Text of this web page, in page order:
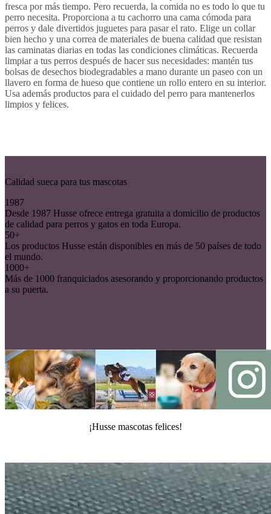
fresca por más tiempo. Pero recuerda, la comida no es todo lo que tu
perro necesita. Proporciona a tu cachorro una cama cómoda para
perros y dale divertidos juguetes para pasar el rato. Elige un collar
bien hecho y una correa de materiales de buena calidad que resistan
las caminatas diarias en todas las condiciones climáticas. Recuerda
limpiar a tus perros después de hacer sus necesidades: mantén tus
bolsas de desechos biodegradables a mano durante un paseo con un
llavero en forma de hueso que contiene un rollo entero en su interior.
Usa además productos para el cuidado del perro para mantenerlos
limpios y felices.
Calidad sueca para tus mascotas
1987
Desde 1987 Husse ofrece entrega gratuita a domicilio de productos
de calidad para perros y gatos en toda Europa.
50+
Los productos Husse están disponibles en más de 50 países de todo
el mundo.
1000+
Más de 1000 franquiciados asesorando y proporcionando productos
a su puerta.
¡Husse mascotas felices!